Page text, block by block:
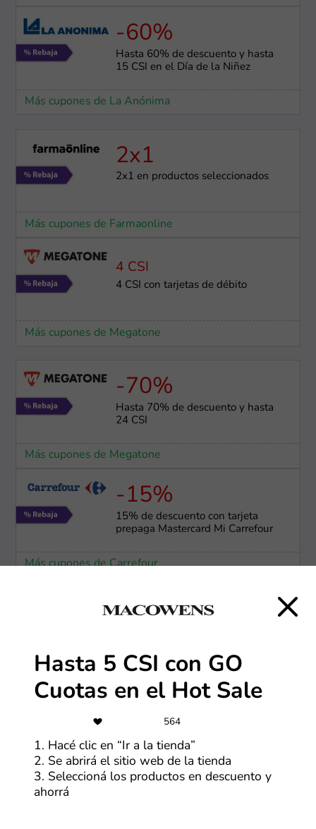
-60%
Hasta 60% de descuento y hasta
15 CSI en el Día de la Niñez
Más cupones de La Anónima
2x1
2x1 en productos seleccionados
Más cupones de Farmaonline
4 CSI
4 CSI con tarjetas de débito
Más cupones de Megatone
-70%
Hasta 70% de descuento y hasta
24 CSI
Más cupones de Megatone
-15%
15% de descuento con tarjeta
prepaga Mastercard Mi Carrefour
Más cupones de Carrefour
Más cupones de Nike
Envío gratis
Envío gratis en compras superiores
a $170,000
Más cupones de Montagne
Hasta 5 CSI con GO
Cuotas en el Hot Sale
564
1. Hacé clic en “Ir a la tienda”
2. Se abrirá el sitio web de la tienda
3. Seleccioná los productos en descuento y
ahorrá